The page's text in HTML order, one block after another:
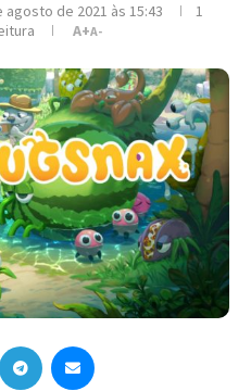
agosto de 2021 às 15:43
1
A+A-